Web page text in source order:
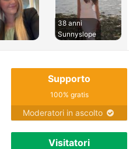
38 anni
Sunnyslope
Supporto
100% gratis
Moderatori in ascolto
Visitatori